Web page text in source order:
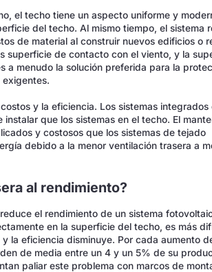
el techo tiene un aspecto uniforme y
del techo. Al mismo tiempo, el sistema
de material al construir nuevos edificios o
superficie de contacto con el viento, y la
a menudo la solución preferida para la
y la eficiencia. Los sistemas integrados
que los sistemas en el techo. El
y costosos que los sistemas de tejado
debido a la menor ventilación trasera a
al rendimiento?
el rendimiento de un sistema
en la superficie del techo, es más
la eficiencia disminuye. Por cada aumento
de media entre un 4 y un 5% de su
paliar este problema con marcos de